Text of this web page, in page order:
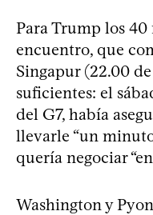
Para Trump los
encuentro, que
Singapur (22.00
suficientes: el
del G7, había
llevarle “un
quería negociar
Washington y